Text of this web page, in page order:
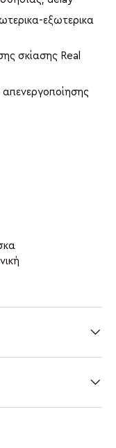
εξωτερικα
σκίασης Real